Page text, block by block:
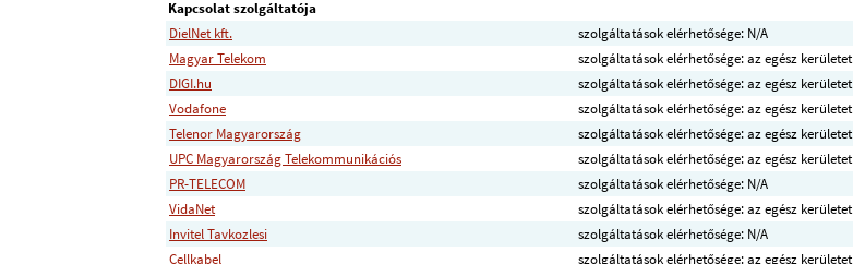
Kapcsolat szolgáltatója
DielNet kft.
szolgáltatások elérhetősége: N/A
Magyar Telekom
szolgáltatások elérhetősége: az egész kerületet
DIGI.hu
szolgáltatások elérhetősége: az egész kerületet
Vodafone
szolgáltatások elérhetősége: az egész kerületet
Telenor Magyarország
szolgáltatások elérhetősége: az egész kerületet
UPC Magyarország Telekommunikációs
szolgáltatások elérhetősége: az egész kerületet
PR-TELECOM
szolgáltatások elérhetősége: N/A
VidaNet
szolgáltatások elérhetősége: az egész kerületet
Invitel Tavkozlesi
szolgáltatások elérhetősége: N/A
Cellkabel
szolgáltatások elérhetősége: az egész kerületet